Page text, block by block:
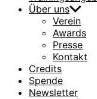
Über uns
Verein
Awards
Presse
Kontakt
Credits
Spende
Newsletter